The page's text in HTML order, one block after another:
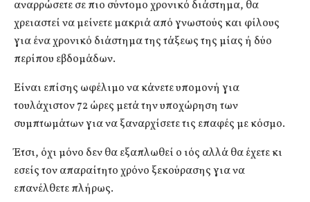
αναρρώσετε σε πιο σύντομο χρονικό διάστημα, θα
χρειαστεί να μείνετε μακριά από γνωστούς και φίλους
για ένα χρονικό διάστημα της τάξεως της μίας ή δύο
περίπου εβδομάδων.
Είναι επίσης ωφέλιμο να κάνετε υπομονή για
τουλάχιστον 72 ώρες μετά την υποχώρηση των
συμπτωμάτων για να ξαναρχίσετε τις επαφές με κόσμο.
Έτσι, όχι μόνο δεν θα εξαπλωθεί ο ιός αλλά θα έχετε κι
εσείς τον απαραίτητο χρόνο ξεκούρασης για να
επανέλθετε πλήρως.